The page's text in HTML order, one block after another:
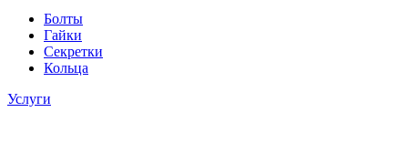
Болты
Гайки
Секретки
Кольца
Услуги